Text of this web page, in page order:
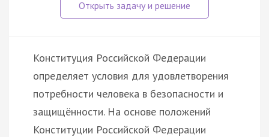
Конституция Российской Федерации
определяет условия для удовлетворения
потребности человека в безопасности и
защищённости. На основе положений
Конституции Российской Федерации